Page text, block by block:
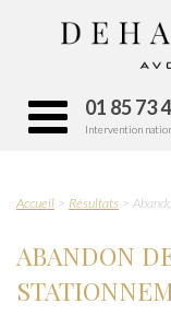
01 85 73
Intervention
Accueil Résultats
ABANDON